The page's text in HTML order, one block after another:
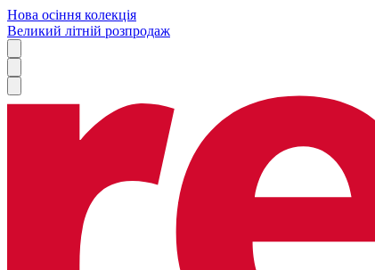
Нова осіння колекція
Великий літній розпродаж